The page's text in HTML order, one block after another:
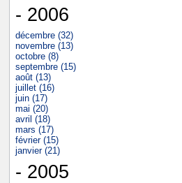
- 2006
décembre (32)
novembre (13)
octobre (8)
septembre (15)
août (13)
juillet (16)
juin (17)
mai (20)
avril (18)
mars (17)
février (15)
janvier (21)
- 2005